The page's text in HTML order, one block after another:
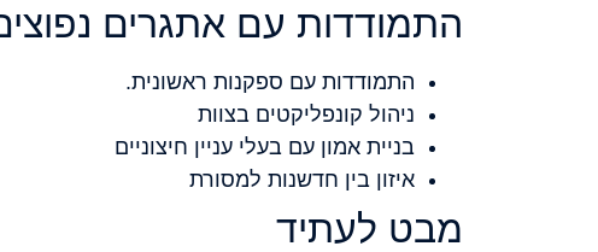
התמודדות עם אתגרים
התמודדות עם ספקנות ראשונית.
ניהול קונפליקטים בצוות
בניית אמון עם בעלי עניין חיצוניים
איזון בין חדשנות למסורת
מבט לעתיד